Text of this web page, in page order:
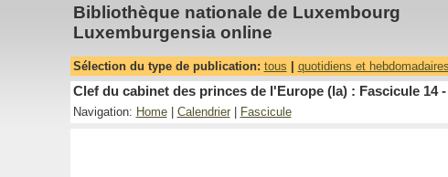
Bibliothèque nationale de Luxembourg
Luxemburgensia online
Sélection du type de publication: tous quotidiens et hebdomadaires
Clef du cabinet des princes de l'Europe (la) : Fascicule 14 -
Navigation: Home| Calendrier| Fascicule